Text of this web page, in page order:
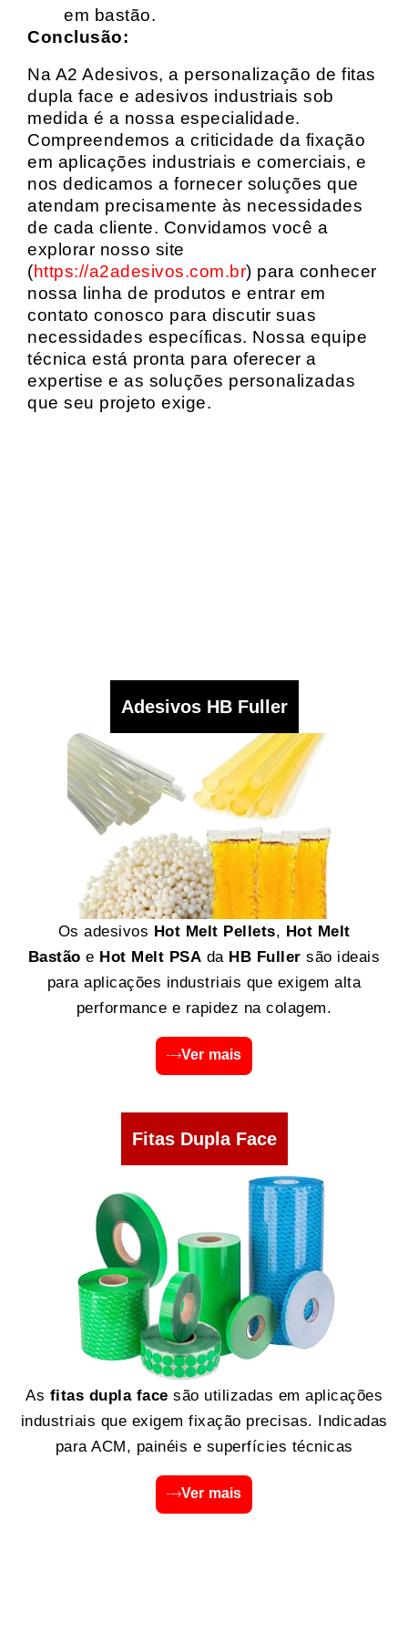
em bastão.
Conclusão:
Na A2 Adesivos, a personalização de fitas
dupla face e adesivos industriais sob
medida é a nossa especialidade.
Compreendemos a criticidade da fixação
em aplicações industriais e comerciais, e
nos dedicamos a fornecer soluções que
atendam precisamente às necessidades
de cada cliente. Convidamos você a
explorar nosso site
(https://a2adesivos.com.br) para conhecer
nossa linha de produtos e entrar em
contato conosco para discutir suas
necessidades específicas. Nossa equipe
técnica está pronta para oferecer a
expertise e as soluções personalizadas
que seu projeto exige.
Adesivos HB Fuller
Os adesivos Hot Melt Pellets, Hot Melt
Bastão e Hot Melt PSA da HB Fuller são ideais
para aplicações industriais que exigem alta
performance e rapidez na colagem.
Ver mais
Fitas Dupla Face
As fitas dupla face são utilizadas em aplicações
industriais que exigem fixação precisas. Indicadas
para ACM, painéis e superfícies técnicas
Ver mais